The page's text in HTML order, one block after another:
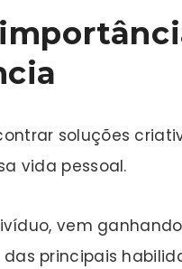
soluções
vida pessoal.
vem
principais